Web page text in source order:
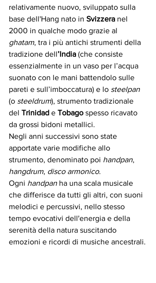
relativamente nuovo, sviluppato sulla
base dell'Hang nato in Svizzera nel
2000 in qualche modo grazie al
ghatam, tra i più antichi strumenti della
tradizione dell’India (che consiste
essenzialmente in un vaso per l’acqua
suonato con le mani battendolo sulle
pareti e sull’imboccatura) e lo steelpan
(o steeldrum), strumento tradizionale
del Trinidad e Tobago spesso ricavato
da grossi bidoni metallici.
Negli anni successivi sono state
apportate varie modifiche allo
strumento, denominato poi handpan,
hangdrum, disco armonico.
Ogni handpan ha una scala musicale
che differisce da tutti gli altri, con suoni
melodici e percussivi, nello stesso
tempo evocativi dell'energia e della
serenità della natura suscitando
emozioni e ricordi di musiche ancestrali.